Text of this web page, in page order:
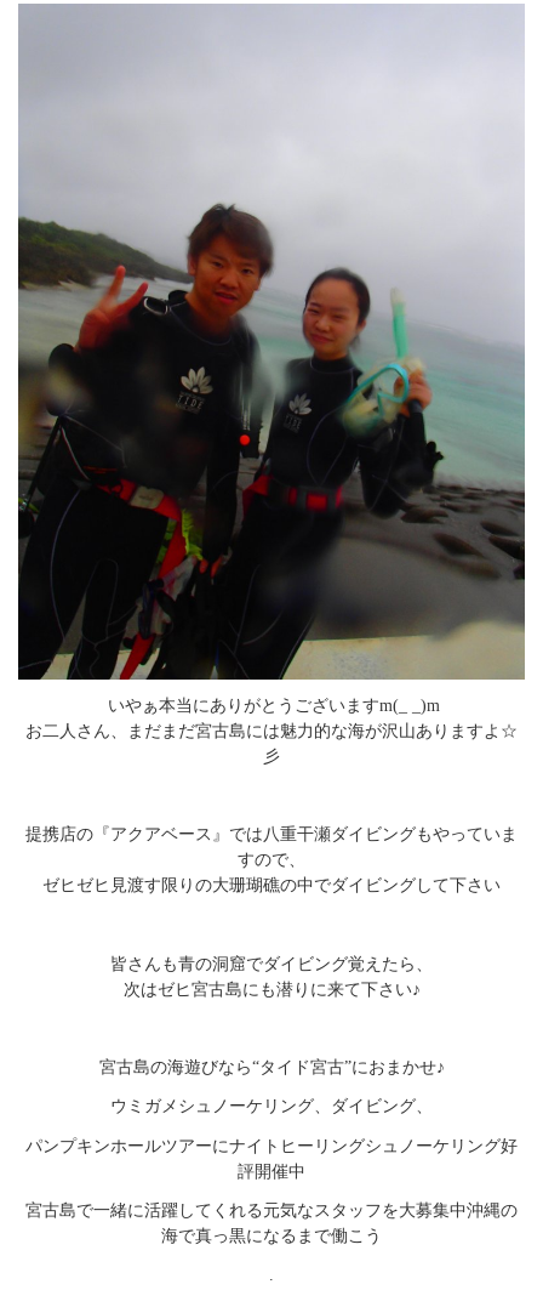
いやぁ本当にありがとうございますm(_ _)m
お二人さん、まだまだ宮古島には魅力的な海が沢山ありますよ☆
彡
提携店の『アクアベース』では八重干瀬ダイビングもやっていま
すので、
ゼヒゼヒ見渡す限りの大珊瑚礁の中でダイビングして下さい
皆さんも青の洞窟でダイビング覚えたら、
次はゼヒ宮古島にも潜りに来て下さい♪
宮古島の海遊びなら“タイド宮古”におまかせ♪
ウミガメシュノーケリング、ダイビング、
パンプキンホールツアーにナイトヒーリングシュノーケリング好
評開催中
宮古島で一緒に活躍してくれる元気なスタッフを大募集中沖縄の
海で真っ黒になるまで働こう